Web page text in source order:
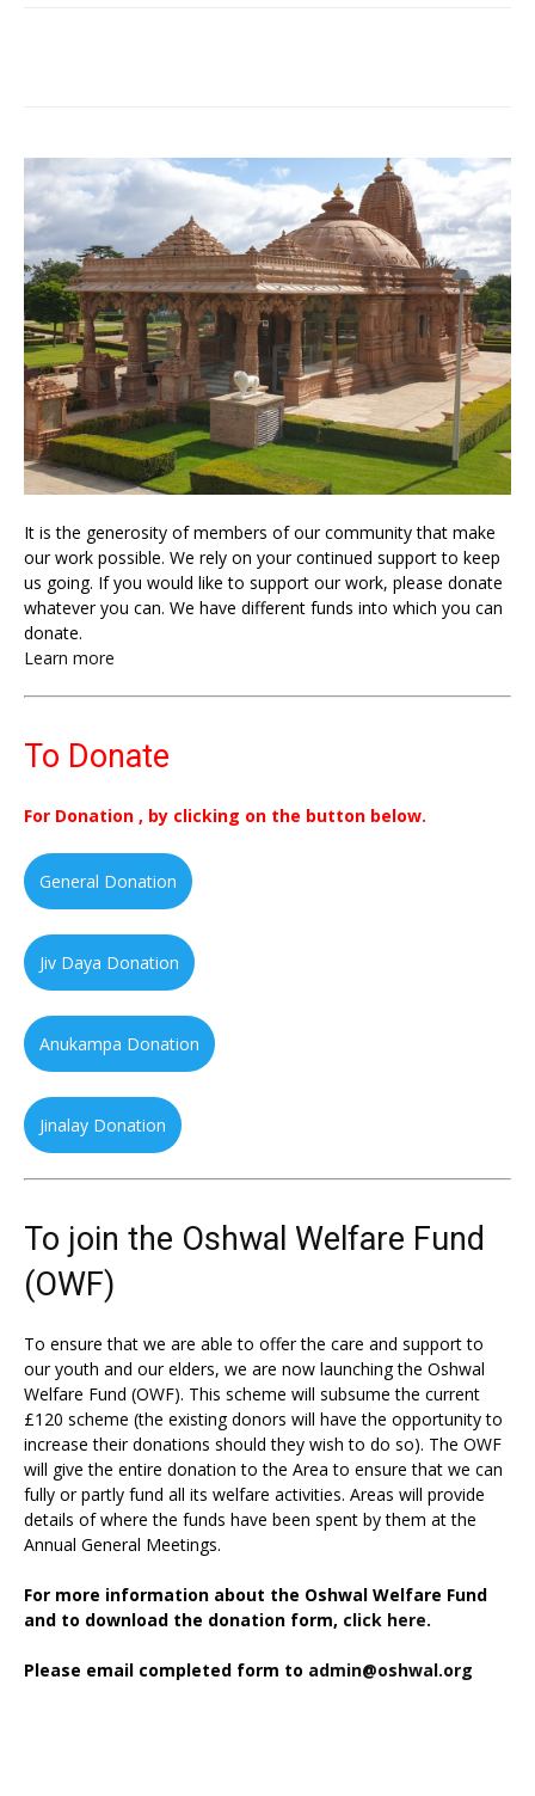
It is the generosity of members of our community that make
our work possible. We rely on your continued support to keep
us going. If you would like to support our work, please donate
whatever you can. We have different funds into which you can
donate.
Learn more
To Donate
For Donation , by clicking on the button below.
General Donation
Jiv Daya Donation
Anukampa Donation
Jinalay Donation
To join the Oshwal Welfare Fund
(OWF)
To ensure that we are able to offer the care and support to
our youth and our elders, we are now launching the Oshwal
Welfare Fund (OWF). This scheme will subsume the current
£120 scheme (the existing donors will have the opportunity to
increase their donations should they wish to do so). The OWF
will give the entire donation to the Area to ensure that we can
fully or partly fund all its welfare activities. Areas will provide
details of where the funds have been spent by them at the
Annual General Meetings.
For more information about the Oshwal Welfare Fund
and to download the donation form, click here.
Please email completed form to admin@oshwal.org